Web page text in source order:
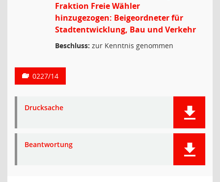
Fraktion Freie Wähler
hinzugezogen: Beigeordneter für
Stadtentwicklung, Bau und Verkehr
Beschluss: zur Kenntnis genommen
0227/14
Drucksache
Beantwortung